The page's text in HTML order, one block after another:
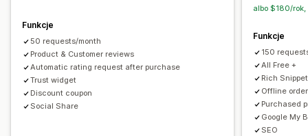
Funkcje
50 requests/month
Product & Customer reviews
Automatic rating request after purchase
Trust widget
Discount coupon
Social Share
albo $180/
Funkcje
150
All Free +
Rich
Offline
Purchased
Google My
SEO